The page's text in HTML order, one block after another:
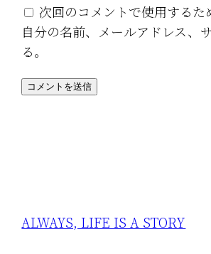
次回のコメントで使用するた
自分の名前、メールアドレス、
る。
ALWAYS, LIFE IS A STORY